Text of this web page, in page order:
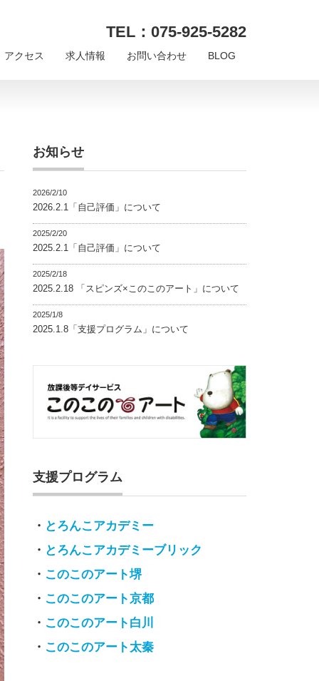
TEL：075-925-5282
アクセス 求人情報 お問い合わせ BLOG
お知らせ
2026/2/10
2026.2.1「自己評価」について
2025/2/20
2025.2.1「自己評価」について
2025/2/18
2025.2.18 「スピンズ×このこのアート」について
2025/1/8
2025.1.8「支援プログラム」について
支援プログラム
・ とろんこアカデミー
・ とろんこアカデミーブリック
・ このこのアート堺
・ このこのアート京都
・ このこのアート白川
・ このこのアート太秦